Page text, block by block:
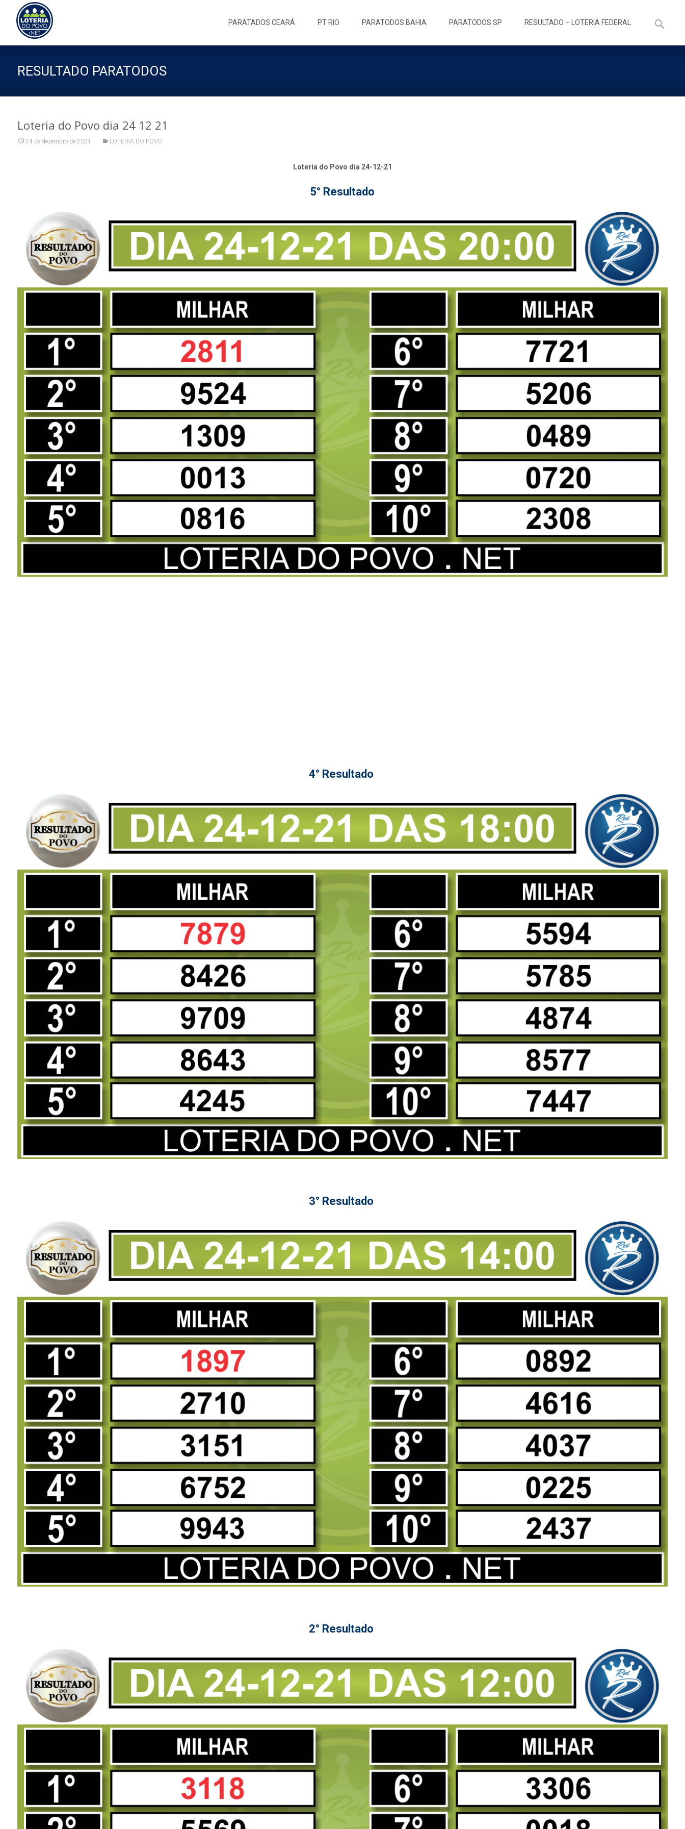
PARATADOS CEARÁ PT RIO PARATODOS BAHIA PARATODOS SP RESULTADO – LOTERIA FEDERAL
por:
RESULTADO PARATODOS
Loteria do Povo dia 24 12 21
24 de dezembro de 2021 LOTERIA DO POVO
Loteria do Povo dia 24-12-21
5° Resultado
4° Resultado
3° Resultado
2° Resultado